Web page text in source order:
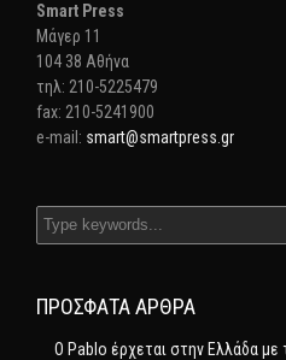
Smart Press
Mάγερ 11
104 38 Αθήνα
τηλ: 210-5225479
fax: 210-5241900
e-mail: smart@smartpress.gr
ΠΡΌΣΦΑΤΑ ΆΡΘΡΑ
Ο Pablo έρχεται στην Ελλάδα